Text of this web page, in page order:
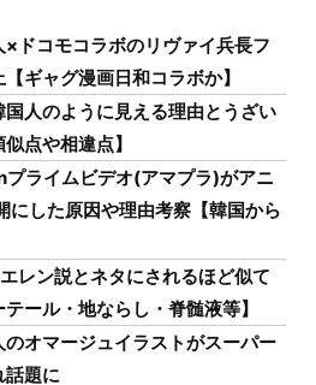
×ドコモコラボのリヴァイ兵長フ
ギャグ漫画日和コラボか】
国人のように見える理由とうざい
点や相違点】
プライムビデオ(アマプラ)がアニ
にした原因や理由考察【韓国から
レン説とネタにされるほど似て
ール・地ならし・脊髄液等】
のオマージュイラストがスーパー
話題に